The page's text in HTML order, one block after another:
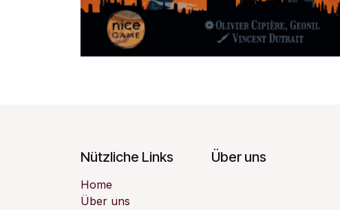
Nützliche Links
Home
Über uns
Über uns